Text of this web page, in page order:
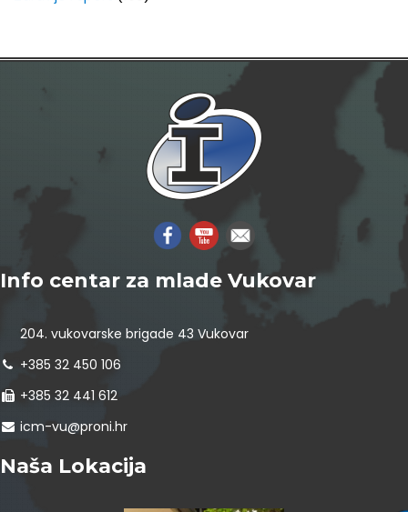
Info centar za mlade Vukovar
204. vukovarske brigade 43 Vukovar
+385 32 450 106
+385 32 441 612
icm-vu@proni.hr
Naša Lokacija